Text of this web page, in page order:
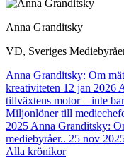
Anna Granditsky
VD, Sveriges
Anna Granditsky: Om
kreativiteten 12 jan 2026
tillväxtens motor – inte
Miljonlöner till
2025 Anna Granditsky:
mediebyråer.. 25 nov
Alla krönikor